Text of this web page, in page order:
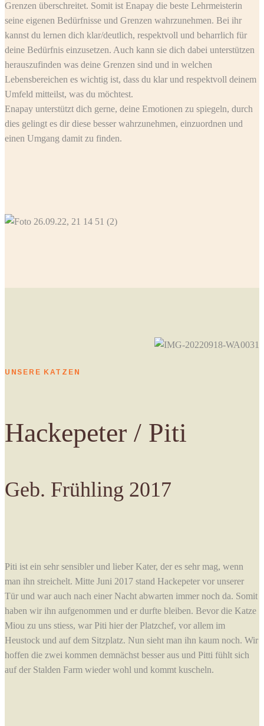
Grenzen überschreitet. Somit ist Enapay die beste Lehrmeisterin
seine eigenen Bedürfnisse und Grenzen wahrzunehmen. Bei ihr
kannst du lernen dich klar/deutlich, respektvoll und beharrlich für
deine Bedürfnis einzusetzen. Auch kann sie dich dabei unterstützen
herauszufinden was deine Grenzen sind und in welchen
Lebensbereichen es wichtig ist, dass du klar und respektvoll deinem
Umfeld mitteilst, was du möchtest.
Enapay unterstützt dich gerne, deine Emotionen zu spiegeln, durch
dies gelingt es dir diese besser wahrzunehmen, einzuordnen und
einen Umgang damit zu finden.
UNSERE KATZEN
Hackepeter / Piti
Geb. Frühling 2017
Piti ist ein sehr sensibler und lieber Kater, der es sehr mag, wenn
man ihn streichelt. Mitte Juni 2017 stand Hackepeter vor unserer
Tür und war auch nach einer Nacht abwarten immer noch da. Somit
haben wir ihn aufgenommen und er durfte bleiben. Bevor die Katze
Miou zu uns stiess, war Piti hier der Platzchef, vor allem im
Heustock und auf dem Sitzplatz. Nun sieht man ihn kaum noch. Wir
hoffen die zwei kommen demnächst besser aus und Pitti fühlt sich
auf der Stalden Farm wieder wohl und kommt kuscheln.